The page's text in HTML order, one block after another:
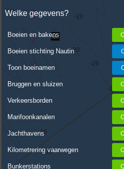
Welke gegevens?
Boeien en bakens
Boeien stichting Nautin
Toon boeinamen
Bruggen en sluizen
Verkeersborden
Marifoonkanalen
Jachthavens
Kilometrering vaarwegen
Bunkerstations